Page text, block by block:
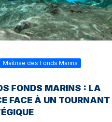
Maîtrise des Fonds Marins
FONDS MARINS : LA
FACE À UN TOURNANT